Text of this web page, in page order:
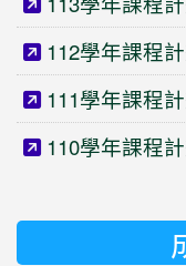
112學年課程
111學年課程
110學年課程